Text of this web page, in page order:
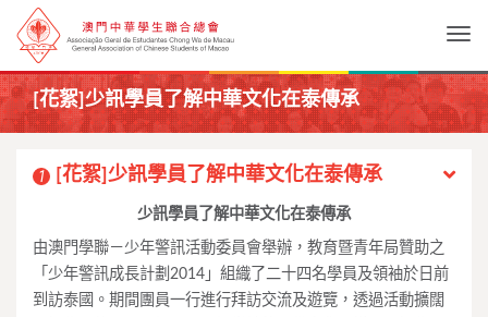
[花絮]少訊學員了解中華文化在泰傳承
1 [花絮]少訊學員了解中華文化在泰傳承
少訊學員了解中華文化在泰傳承
由澳門學聯－少年警訊活動委員會舉辦，教育暨青年局贊助之
「少年警訊成長計劃2014」組織了二十四名學員及領袖於日前
到訪泰國。期間團員一行進行拜訪交流及遊覽，透過活動擴闊